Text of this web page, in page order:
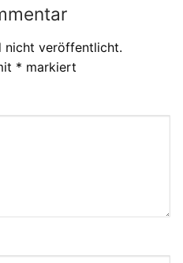
nicht veröffentlicht.
* markiert